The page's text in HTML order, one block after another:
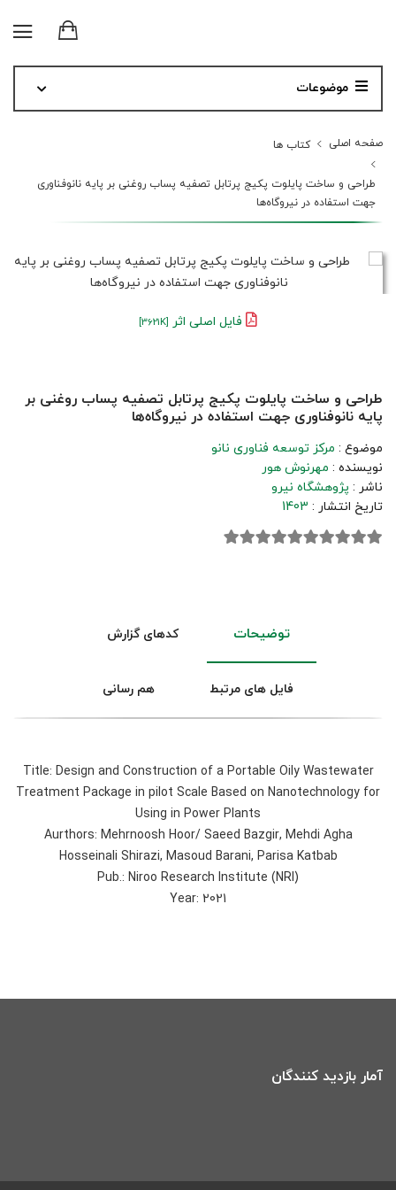
موضوعات
صفحه اصلی کتاب ها
طراحی و ساخت پایلوت پکیج پرتابل تصفیه پساب روغنی بر پایه نانوفناوری
جهت استفاده در نیروگاه‌ها
فایل اصلی اثر [3621K]
طراحی و ساخت پایلوت پکیج پرتابل تصفیه پساب روغنی بر
پایه نانوفناوری جهت استفاده در نیروگاه‌ها
موضوع : مرکز توسعه فناوری نانو
نویسنده : مهرنوش هور
ناشر : پژوهشگاه نیرو
تاریخ انتشار : 1403
توضیحات کدهای گزارش
فایل های مرتبط هم رسانی
Title: Design and Construction of a Portable Oily Wastewater
Treatment Package in pilot Scale Based on Nanotechnology for
Using in Power Plants
Aurthors: Mehrnoosh Hoor/ Saeed Bazgir, Mehdi Agha
Hosseinali Shirazi, Masoud Barani, Parisa Katbab
Pub.: Niroo Research Institute (NRI)
Year: 2021
آمار بازدید کنندگان